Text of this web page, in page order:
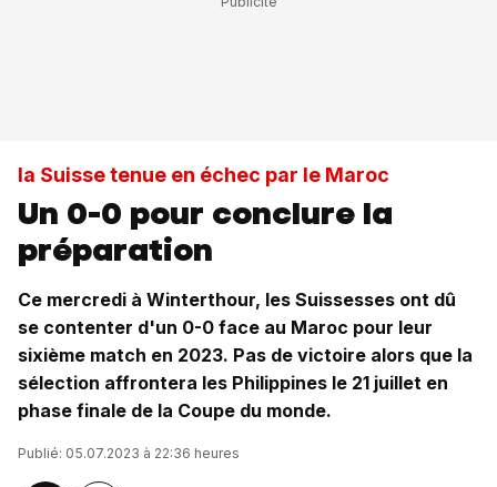
la Suisse tenue en échec par le Maroc
Un 0-0 pour conclure la
préparation
Ce mercredi à Winterthour, les Suissesses ont dû
se contenter d'un 0-0 face au Maroc pour leur
sixième match en 2023. Pas de victoire alors que la
sélection affrontera les Philippines le 21 juillet en
phase finale de la Coupe du monde.
Publié: 05.07.2023 à 22:36 heures